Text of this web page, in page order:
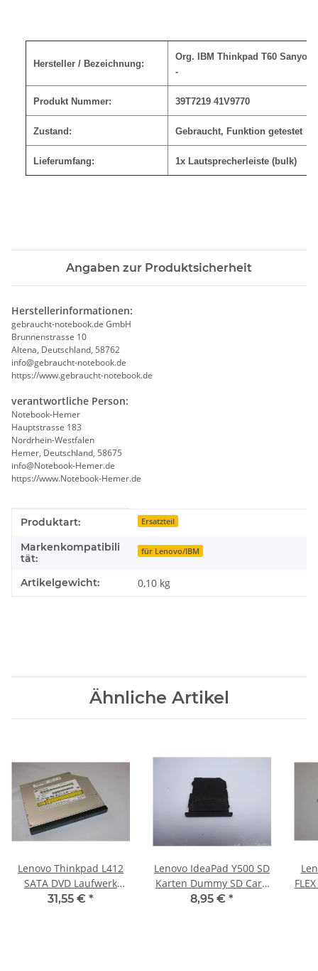
Hersteller / Bezeichnung:
Org. IBM Thinkpad T60 Sanyo
-
Produkt Nummer: 39T7219 41V9770
Zustand: Gebraucht, Funktion getestet
Lieferumfang: 1x Lautsprecherleiste (bulk)
Angaben zur Produktsicherheit
Herstellerinformationen:
gebraucht-notebook.de GmbH
Brunnenstrasse 10
Altena, Deutschland, 58762
info@gebraucht-notebook.de
https://www.gebraucht-notebook.de
verantwortliche Person:
Notebook-Hemer
Hauptstrasse 183
Nordrhein-Westfalen
Hemer, Deutschland, 58675
info@Notebook-Hemer.de
https://www.Notebook-Hemer.de
Produkteigenschaft
Wert
Produktart: Ersatzteil
Markenkompatibili
tät:
für Lenovo/IBM
Artikelgewicht: 0,10 kg
Ähnliche Artikel
Lenovo Thinkpad L412
SATA DVD Laufwerk
12,7mm 75Y5029 mit
31,55 € *
Lenovo IdeaPad Y500 SD
Karten Dummy SD Card
Dummy #4108
8,95 € *